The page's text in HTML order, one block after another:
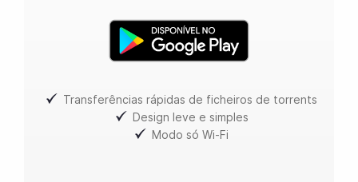
Transferências rápidas de ficheiros de torrents
Design leve e simples
Modo só Wi-Fi